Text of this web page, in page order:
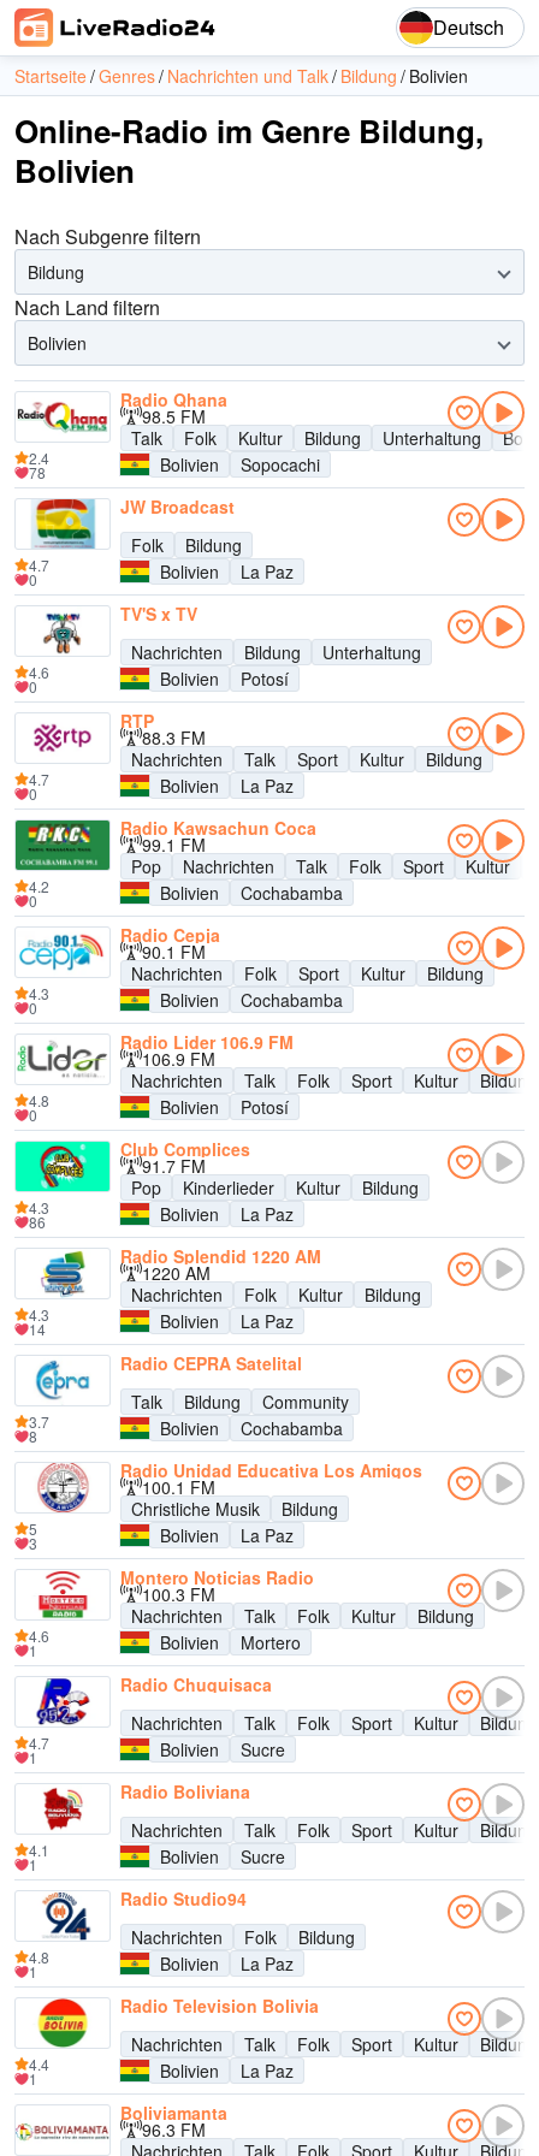
Deutsch
Startseite Genres Nachrichten und Talk Bildung Bolivien
Online-Radio im Genre Bildung,
Bolivien
Nach Subgenre filtern
Bildung
Nach Land filtern
Bolivien
Radio Qhana
98.5 FM
Talk
Folk Kultur Bildung Unterhaltung
Bolivien
Sopocachi
2.4
78
JW Broadcast
Folk
Bildung
Bolivien
La Paz
4.7
0
TV'S x TV
Nachrichten
Bildung
Unterhaltung
Bolivien
Potosí
4.6
0
RTP
88.3 FM
Nachrichten
Talk Sport Kultur
Bildung
Bolivien
La Paz
4.7
0
Radio Kawsachun Coca
99.1 FM
Pop
Nachrichten Talk Folk Sport Kultur
Bolivien
Cochabamba
4.2
0
Radio Cepja
90.1 FM
Nachrichten
Folk Sport Kultur
Bildung
Bolivien
Cochabamba
4.3
0
Radio Lider 106.9 FM
106.9 FM
Nachrichten
Talk Folk Sport Kultur
Bildung
Bolivien
Potosí
4.8
0
Club Complices
91.7 FM
Pop
Kinderlieder Kultur
Bildung
Bolivien
La Paz
4.3
86
Radio Splendid 1220 AM
1220 AM
Nachrichten
Folk Kultur
Bildung
Bolivien
La Paz
4.3
14
Radio CEPRA Satelital
Talk
Bildung
Community
Bolivien
Cochabamba
3.7
8
Radio Unidad Educativa Los Amigos
100.1 FM
Christliche Musik
Bildung
Bolivien
La Paz
5
3
Montero Noticias Radio
100.3 FM
Nachrichten
Talk Folk Kultur
Bildung
Bolivien
Mortero
4.6
1
Radio Chuquisaca
Nachrichten
Talk Folk Sport Kultur
Bildung
Bolivien
Sucre
4.7
1
Radio Boliviana
Nachrichten
Talk Folk Sport Kultur
Bildung
Bolivien
Sucre
4.1
1
Radio Studio94
Nachrichten
Folk
Bildung
Bolivien
La Paz
4.8
1
Radio Television Bolivia
Nachrichten
Talk Folk Sport Kultur
Bildung
Bolivien
La Paz
4.4
1
Boliviamanta
96.3 FM
Nachrichten
Talk Folk Sport Kultur Bildung